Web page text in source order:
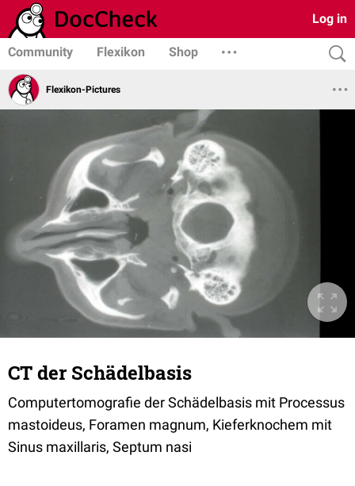
Log in
Community Flexikon Shop
Flexikon-Pictures
CT der Schädelbasis
Computertomografie der Schädelbasis mit Processus
mastoideus, Foramen magnum, Kieferknochem mit
Sinus maxillaris, Septum nasi